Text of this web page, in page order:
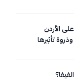
الأردن
تأثيرها